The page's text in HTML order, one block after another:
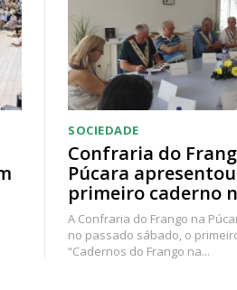
SOCIEDADE
Confraria do
Púcara
primeiro caderno
A Confraria do Frango na
no passado sábado, o
“Cadernos do Frango na...